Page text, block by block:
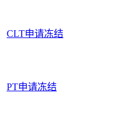
CLT申请冻结
PT申请冻结